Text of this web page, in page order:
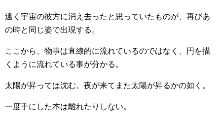
遠く宇宙の彼方に消え去ったと思っていたものが、再びあ
の時と同じ姿で出現する。
ここから、物事は直線的に流れているのではなく、円を描
くように流れている事が分かる。
太陽が昇っては沈む。夜が来てまた太陽が昇るかの如く。
一度手にした本は離れたりしない。